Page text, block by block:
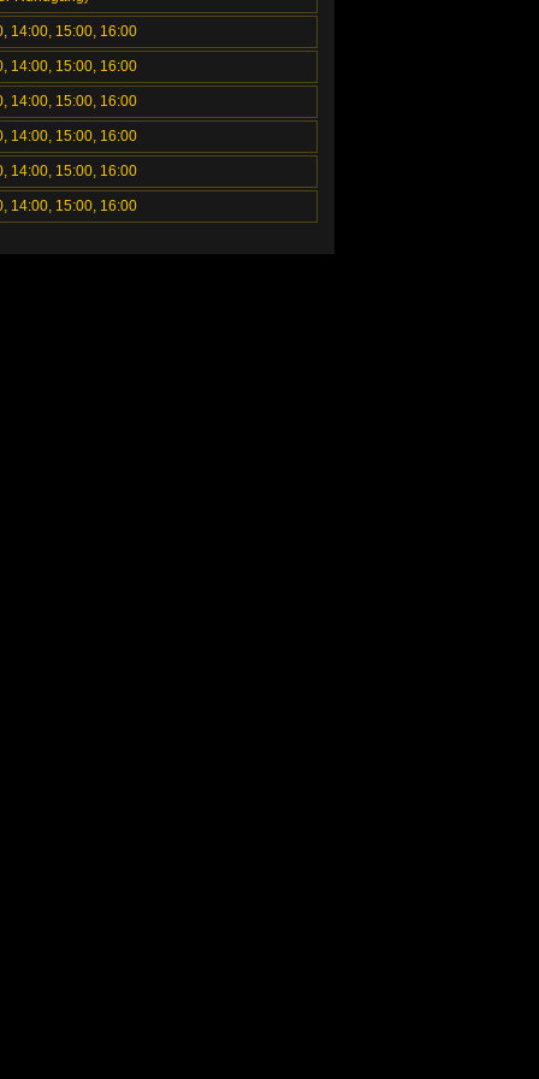
14:00, 15:00, 16:00
14:00, 15:00, 16:00
14:00, 15:00, 16:00
14:00, 15:00, 16:00
14:00, 15:00, 16:00
14:00, 15:00, 16:00